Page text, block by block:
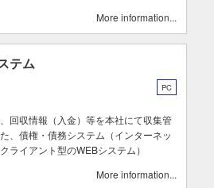
More information
テム
PC
回収情報（入金）等を本社にて収集管
、債権・債務システム（インターネッ
ライアント型のWEBシステム）
More information